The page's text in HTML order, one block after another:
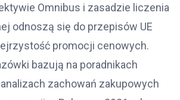
Omnibus i zasadzie liczenia
odnoszą się do przepisów UE
promocji cenowych.
bazują na poradnikach
zachowań zakupowych